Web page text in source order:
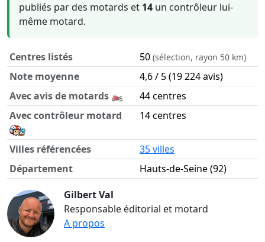
publiés par des motards et 14 un contrôleur lui-
même motard.
Centres listés 50 (sélection, rayon 50 km)
Note moyenne
4,6 / 5 (19 224 avis)
Avec avis de motards 🏍️
44 centres
Avec contrôleur motard
14 centres
Villes référencées
35 villes
Département
Hauts-de-Seine (92)
Gilbert Val
Responsable éditorial et motard
A propos